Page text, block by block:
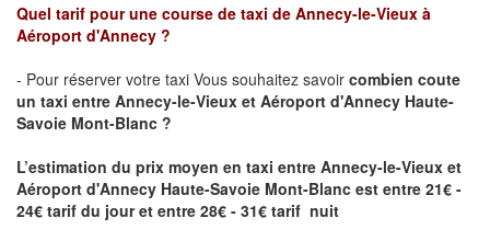
Quel tarif pour une course de taxi de Annecy-le-Vieux à
Aéroport d'Annecy ?
- Pour réserver votre taxi Vous souhaitez savoir combien coute
un taxi entre Annecy-le-Vieux et Aéroport d'Annecy Haute-
Savoie Mont-Blanc ?
L’estimation du prix moyen en taxi entre Annecy-le-Vieux et
Aéroport d'Annecy Haute-Savoie Mont-Blanc est entre 21€ -
24€ tarif du jour et entre 28€ - 31€ tarif nuit